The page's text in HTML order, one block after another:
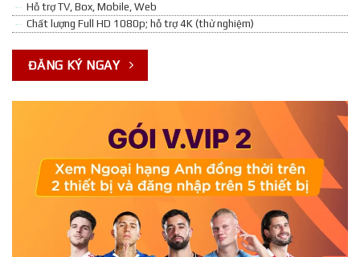
Hỗ trợ TV, Box, Mobile, Web
Chất lượng Full HD 1080p; hỗ trợ 4K (thử nghiệm)
ĐĂNG KÝ NGAY